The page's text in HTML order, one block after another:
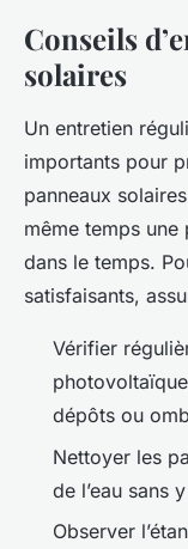
Conseils
solaires
Un entretien
importants pour
panneaux
même temps
dans le temps.
satisfaisants,
Vérifier
dépôts ou
Nettoyer les
de l’eau sans
Observer